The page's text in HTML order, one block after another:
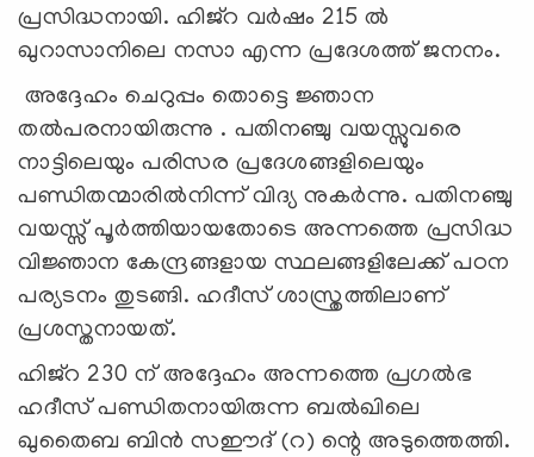
പ്രസിദ്ധനായി. ഹിജ്‌റ വര്‍ഷം 215 ല്‍
ഖുറാസാനിലെ നസാ എന്ന പ്രദേശത്ത് ജനനം.
അദ്ദേഹം ചെറുപ്പം തൊട്ടെ ജ്ഞാന
തല്‍പരനായിരുന്നു . പതിനഞ്ചു വയസ്സുവരെ
നാട്ടിലെയും പരിസര പ്രദേശങ്ങളിലെയും
പണ്ഡിതന്മാരില്‍നിന്ന് വിദ്യ നുകര്‍ന്നു. പതിനഞ്ചു
വയസ്സ് പൂര്‍ത്തിയായതോടെ അന്നത്തെ പ്രസിദ്ധ
വിജ്ഞാന കേന്ദ്രങ്ങളായ സ്ഥലങ്ങളിലേക്ക് പഠന
പര്യടനം തുടങ്ങി. ഹദീസ് ശാസ്ത്രത്തിലാണ്
പ്രശസ്തനായത്.
ഹിജ്‌റ 230 ന് അദ്ദേഹം അന്നത്തെ പ്രഗല്‍ഭ
ഹദീസ് പണ്ഡിതനായിരുന്ന ബല്‍ഖിലെ
ഖുതൈബ ബിന്‍ സഈദ് (റ) ന്റെ അടുത്തെത്തി.